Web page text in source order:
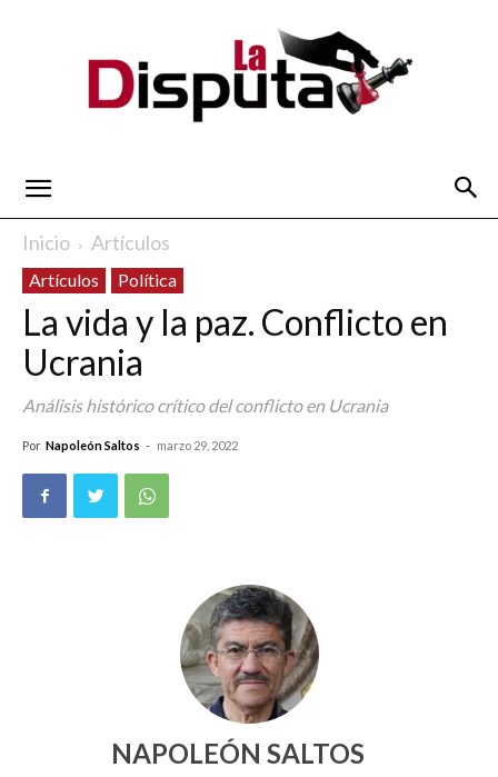
Disputa
Inicio Artículos
Artículos Política
La vida y la paz. Conflicto en
Ucrania
Análisis histórico crítico del conflicto en Ucrania
Por Napoleón Saltos - marzo 29, 2022
NAPOLEÓN SALTOS